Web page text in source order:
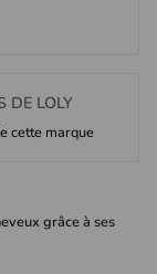
DE LOLY
cette marque
grâce à ses